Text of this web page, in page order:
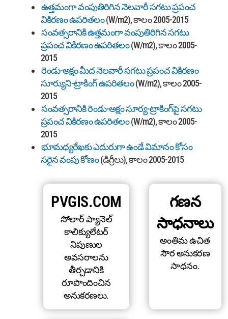
ఉత్తమంగా వంపుతిరిగిన నెలవారీ సగటు ప్రపంచ
వికిరణం ఉపరితలం(W/m2), కాలం 2005-2015
సంవత్సరానికి ఉత్తమంగా వంపుతిరిగిన సగటు
ప్రపంచ వికిరణం ఉపరితలం(W/m2), కాలం 2005-
2015
రెండు-అక్షం మీద నెలవారీ సగటు ప్రపంచ వికిరణం
సూర్యుని-ట్రాకింగ్ ఉపరితలం(W/m2), కాలం 2005-
2015
సంవత్సరానికి రెండు-అక్షం సూర్య-ట్రాకింగ్‌పై సగటు
ప్రపంచ వికిరణం ఉపరితలం(W/m2), కాలం 2005-
2015
భూమధ్యరేఖకు ఎదురుగా ఉండే విమానం కోసం
సరైన వంపు కోణం(డిగ్రీలు), కాలం 2005-2015
PVGIS.COM
సోలార్ ప్యానెల్
కాలిక్యులేటర్
నిపుణుల
అవసరాలను
తీర్చడానికి
రూపొందించిన
అనుకరణలు.
గణన
సాధనాలు
అంతిమ ఉచిత
సౌర అనుకరణ
సాధనం.